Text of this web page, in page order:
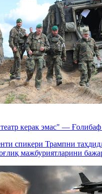
керак эмас" —
спикери Трампни
мажбуриятларини